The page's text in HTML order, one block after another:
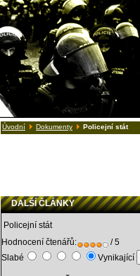
Úvodní Dokumenty Policejní stát
DALŠÍ ČLÁNKY
Policejní stát
Hodnocení čtenářů:
/ 5
Slabé
Vynikající